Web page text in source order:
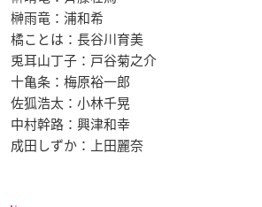
榊雨竜：浦和希
橘ことは：長谷川育美
兎耳山丁子：戸谷菊之介
十亀条：梅原裕一郎
佐狐浩太：小林千晃
中村幹路：興津和幸
成田しずか：上田麗奈